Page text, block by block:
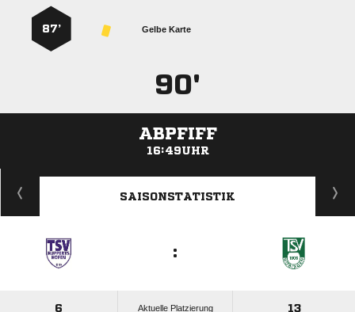
Gelbe Karte
87’
90'
ABPFIFF
16:49UHR
ANZEIGE
SAISONSTATISTIK
:
6 Aktuelle Platzierung 13